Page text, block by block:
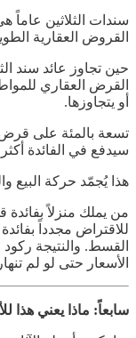
سندات الثلاثين
القروض العقارية
حين تجاوز عائد سند
القرض العقاري
أو يتجاوزها.
تسعة بالمئة على قرض
سيدفع في الفائدة
هذا يُجمّد حركة البيع
من يملك منزلاً
للاقتراض مجدداً
القسط. والنتيجة
الأسعار حتى لو لم
سابعاً: ماذا يعني هذا